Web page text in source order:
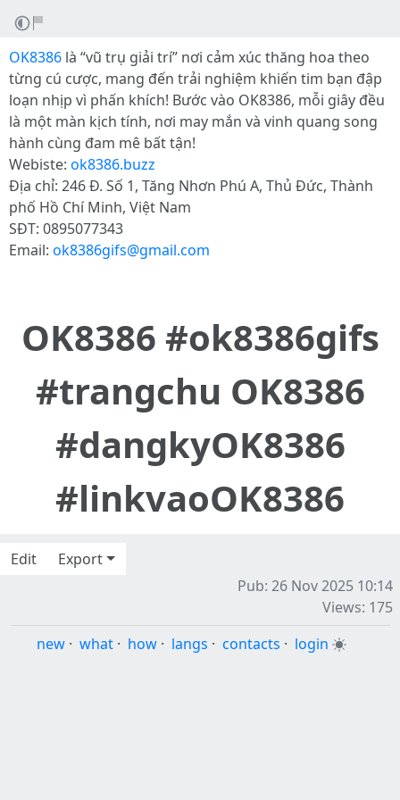
OK8386 là “vũ trụ giải trí” nơi cảm xúc thăng hoa theo
từng cú cược, mang đến trải nghiệm khiến tim bạn đập
loạn nhịp vì phấn khích! Bước vào OK8386, mỗi giây đều
là một màn kịch tính, nơi may mắn và vinh quang song
hành cùng đam mê bất tận!
Webiste: ok8386.buzz
Địa chỉ: 246 Đ. Số 1, Tăng Nhơn Phú A, Thủ Đức, Thành
phố Hồ Chí Minh, Việt Nam
SĐT: 0895077343
Email: ok8386gifs@gmail.com
OK8386 #ok8386gifs
#trangchu OK8386
#dangkyOK8386
#linkvaoOK8386
Edit
Export
Pub: 26 Nov 2025 10:14
Views: 175
new · what · how · langs · contacts · login